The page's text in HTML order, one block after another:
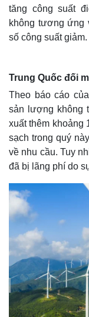
Thế giới
Quan sát
tăng công suất
không tương ứng
số công suất giảm.
Trung Quốc đối
Theo báo cáo
sản lượng không
xuất thêm khoảng
sạch trong quý
về nhu cầu. Tuy
đã bị lãng phí do